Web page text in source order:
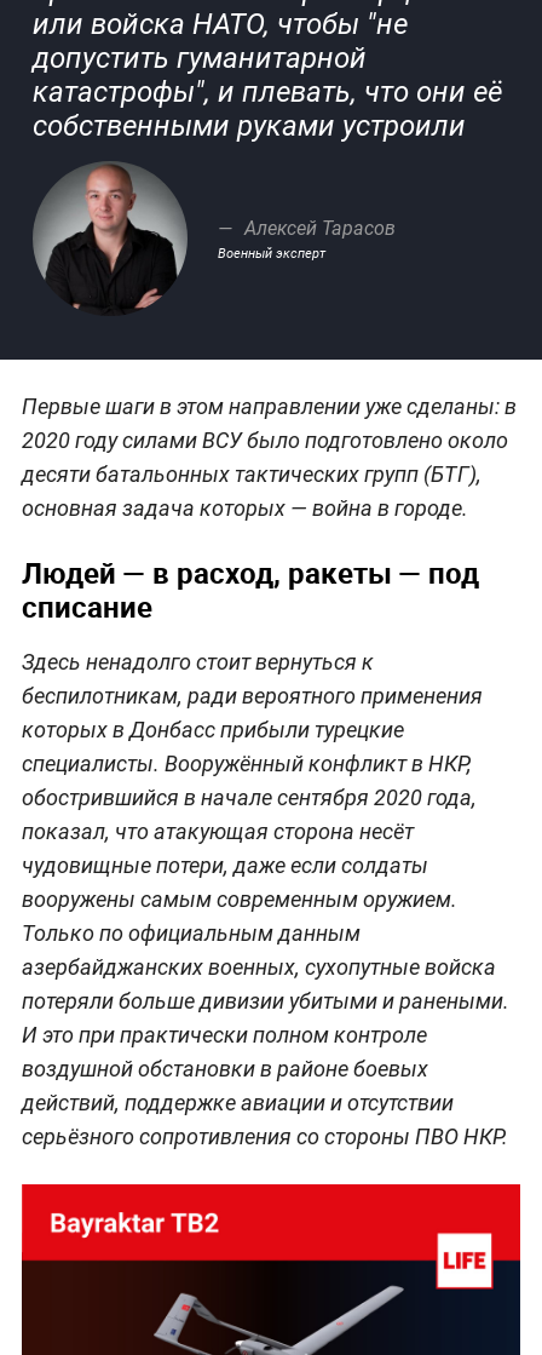
или войска НАТО, чтобы "не
допустить гуманитарной
катастрофы", и плевать, что они её
собственными руками устроили
Алексей Тарасов
Военный эксперт
Первые шаги в этом направлении уже сделаны: в
2020 году силами ВСУ было подготовлено около
десяти батальонных тактических групп (БТГ),
основная задача которых — война в городе.
Людей — в расход, ракеты — под
списание
Здесь ненадолго стоит вернуться к
беспилотникам, ради вероятного применения
которых в Донбасс прибыли турецкие
специалисты. Вооружённый конфликт в НКР,
обострившийся в начале сентября 2020 года,
показал, что атакующая сторона несёт
чудовищные потери, даже если солдаты
вооружены самым современным оружием.
Только по официальным данным
азербайджанских военных, сухопутные войска
потеряли больше дивизии убитыми и ранеными.
И это при практически полном контроле
воздушной обстановки в районе боевых
действий, поддержке авиации и отсутствии
серьёзного сопротивления со стороны ПВО НКР.